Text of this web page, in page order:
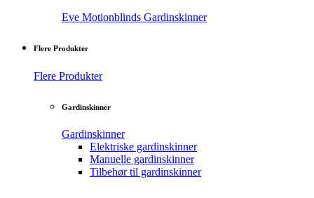
Eve Motionblinds Gardinskinner
Flere Produkter
Flere Produkter
Gardinskinner
Gardinskinner
Elektriske gardinskinner
Manuelle gardinskinner
Tilbehør til gardinskinner